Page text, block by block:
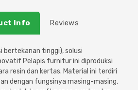
& Lantai
Info Reviews
bertekanan tinggi), solusi
Pelapis furnitur ini diproduksi
resin dan kertas. Material ini terdiri
dengan fungsinya masing-masing.